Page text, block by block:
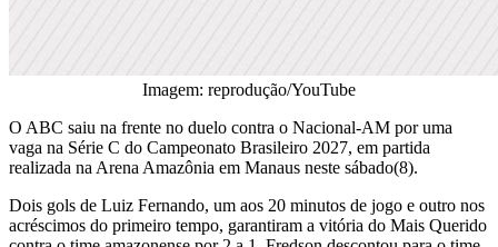
Imagem: reprodução/YouTube
O ABC saiu na frente no duelo contra o Nacional-AM por uma
vaga na Série C do Campeonato Brasileiro 2027, em partida
realizada na Arena Amazônia em Manaus neste sábado(8).
Dois gols de Luiz Fernando, um aos 20 minutos de jogo e outro nos
acréscimos do primeiro tempo, garantiram a vitória do Mais Querido